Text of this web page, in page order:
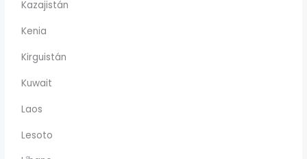
Kazajistán
Kenia
Kirguistán
Kuwait
Laos
Lesoto